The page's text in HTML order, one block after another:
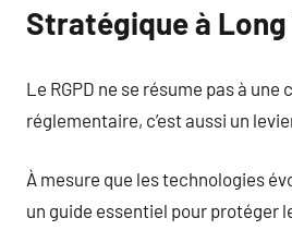
Stratégique à Long
Le RGPD ne se résume pas à une
réglementaire, c’est aussi un
À mesure que les technologies
un guide essentiel pour protéger